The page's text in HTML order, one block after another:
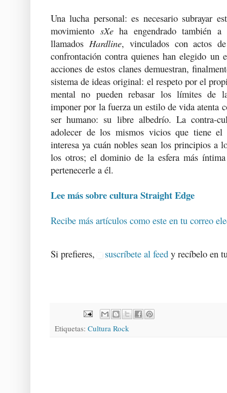
Una lucha personal: es necesario subrayar
movimiento sXeha engendrado también a
llamados Hardline, vinculados con actos
confrontación contra quienes han elegido un
acciones de estos clanes demuestran,
sistema de ideas original: el respeto por el
mental no pueden rebasar los límites de
imponer por la fuerza un estilo de vida atenta
ser humano: su libre albedrío. La contra-
adolecer de los mismos vicios que tiene el
interesa ya cuán nobles sean los principios a
los otros; el dominio de la esfera más
pertenecerle a él.
Lee más sobre cultura Straight Edge
Recibe más artículos como este en tu correo
Si prefieres, suscríbete al feed y recíbelo en
Etiquetas: Cultura Rock